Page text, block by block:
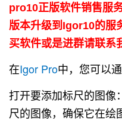
pro10正版软件销售服
版本升级到Igor10的服
买软件或是进群请联系
在Igor Pro中，您可以
打开要添加标尺的图像
尺的图像，确保它在绘